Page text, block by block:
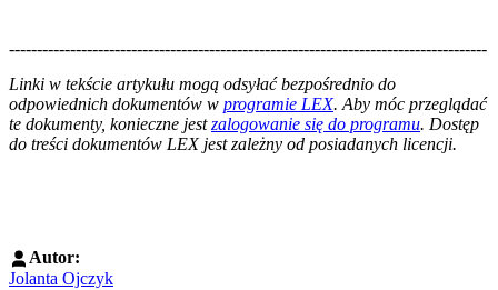
--------------------------------------------------------------------------------------
Linki w tekście artykułu mogą odsyłać bezpośrednio do
odpowiednich dokumentów w programie LEX. Aby móc przeglądać
te dokumenty, konieczne jestzalogowanie się do programu. Dostęp
do treści dokumentów LEX jest zależny od posiadanych licencji.
Autor:
Jolanta Ojczyk